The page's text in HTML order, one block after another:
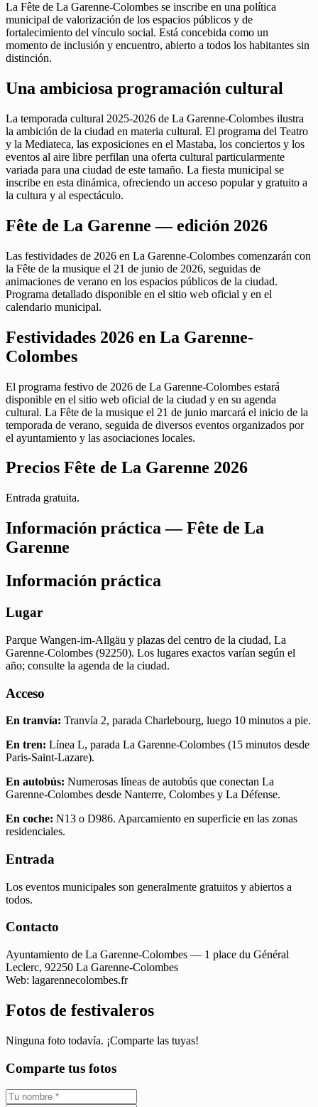
La Fête de La Garenne-Colombes se inscribe en una política
municipal de valorización de los espacios públicos y de
fortalecimiento del vínculo social. Está concebida como un
momento de inclusión y encuentro, abierto a todos los habitantes sin
distinción.
Una ambiciosa programación cultural
La temporada cultural 2025-2026 de La Garenne-Colombes ilustra
la ambición de la ciudad en materia cultural. El programa del Teatro
y la Mediateca, las exposiciones en el Mastaba, los conciertos y los
eventos al aire libre perfilan una oferta cultural particularmente
variada para una ciudad de este tamaño. La fiesta municipal se
inscribe en esta dinámica, ofreciendo un acceso popular y gratuito a
la cultura y al espectáculo.
Fête de La Garenne — edición 2026
Las festividades de 2026 en La Garenne-Colombes comenzarán con
la Fête de la musique el 21 de junio de 2026, seguidas de
animaciones de verano en los espacios públicos de la ciudad.
Programa detallado disponible en el sitio web oficial y en el
calendario municipal.
Festividades 2026 en La Garenne-
Colombes
El programa festivo de 2026 de La Garenne-Colombes estará
disponible en el sitio web oficial de la ciudad y en su agenda
cultural. La Fête de la musique el 21 de junio marcará el inicio de la
temporada de verano, seguida de diversos eventos organizados por
el ayuntamiento y las asociaciones locales.
Precios Fête de La Garenne 2026
Entrada gratuita.
Información práctica — Fête de La
Garenne
Información práctica
Lugar
Parque Wangen-im-Allgäu y plazas del centro de la ciudad, La
Garenne-Colombes (92250). Los lugares exactos varían según el
año; consulte la agenda de la ciudad.
Acceso
En tranvía: Tranvía 2, parada Charlebourg, luego 10 minutos a pie.
En tren: Línea L, parada La Garenne-Colombes (15 minutos desde
Paris-Saint-Lazare).
En autobús: Numerosas líneas de autobús que conectan La
Garenne-Colombes desde Nanterre, Colombes y La Défense.
En coche: N13 o D986. Aparcamiento en superficie en las zonas
residenciales.
Entrada
Los eventos municipales son generalmente gratuitos y abiertos a
todos.
Contacto
Ayuntamiento de La Garenne-Colombes — 1 place du Général
Leclerc, 92250 La Garenne-Colombes
Web: lagarennecolombes.fr
Fotos de festivaleros
Ninguna foto todavía. ¡Comparte las tuyas!
Comparte tus fotos